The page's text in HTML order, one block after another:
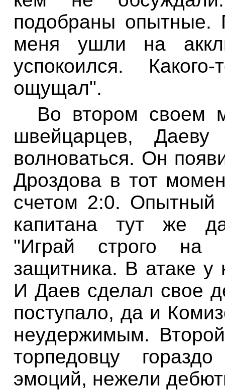
подобраны опытные.
меня ушли на
успокоился.
ощущал".
Во втором своем
швейцарцев,Даеву
волноваться. Он
Дроздова в тот
счетом 2:0.
капитана тут же
"Играй строго на
защитника. В атаке у
И Даев сделал свое
поступало, да и
неудержимым.
торпедовцу
эмоций, нежели